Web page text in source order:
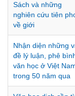
Sách và những
nghiên cứu tiên
về giới
Nhận diện những
đề lý luận, phê
văn học ở Việt
trong 50 năm qua